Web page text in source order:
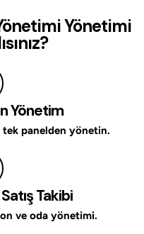
Yönetimi
Yönetim
tek panelden yönetin.
Takibi
ve oda yönetimi.